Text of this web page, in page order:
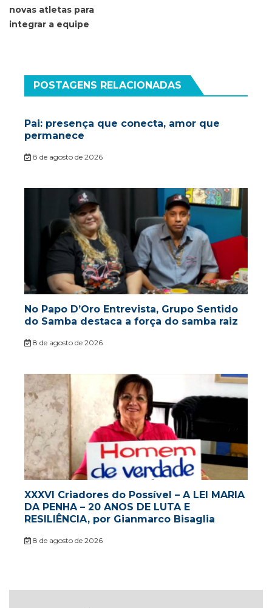
novas atletas para
integrar a equipe
POSTAGENS RELACIONADAS
Pai: presença que conecta, amor que
permanece
8 de agosto de 2026
No Papo D’Oro Entrevista, Grupo Sentido
do Samba destaca a força do samba raiz
8 de agosto de 2026
XXXVI Criadores do Possível – A LEI MARIA
DA PENHA – 20 ANOS DE LUTA E
RESILIÊNCIA, por Gianmarco Bisaglia
8 de agosto de 2026